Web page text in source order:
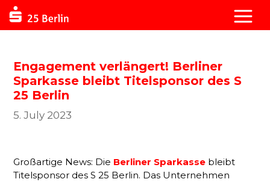
Engagement verlängert! Berliner
Sparkasse bleibt Titelsponsor des S
25 Berlin
5. July 2023
Großartige News: Die Berliner Sparkasse bleibt
Titelsponsor des S 25 Berlin. Das Unternehmen